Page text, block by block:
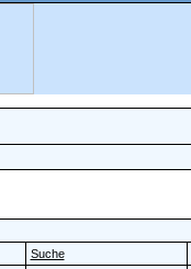
Suche